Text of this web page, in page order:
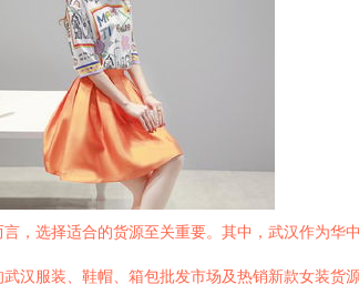
，选择适合的货源至关重要。其中，武汉作为华
汉服装、鞋帽、箱包批发市场及热销新款女装货